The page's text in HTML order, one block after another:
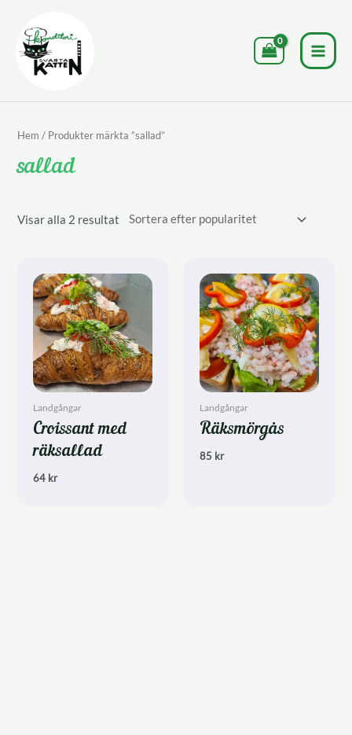
innehåll
Hem / Produkter märkta ”sallad”
sallad
Visar alla 2 resultat Sortera
Landgångar
Croissant med
räksallad
64 kr
Landgångar
Räksmörgås
85 kr